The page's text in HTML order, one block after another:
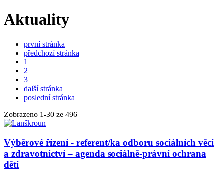
Aktuality
první stránka
předchozí stránka
1
2
3
další stránka
poslední stránka
Zobrazeno 1-30 ze 496
Výběrové řízení - referent/ka odboru sociálních věcí
a zdravotnictví – agenda sociálně-právní ochrana
dětí